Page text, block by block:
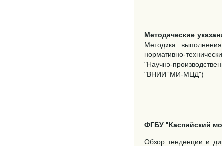
Методические
Методика
нормативно-
"Научно-
"ВНИИГМИ-МЦД")
ФГБУ "Каспийский
Обзор тенденции и